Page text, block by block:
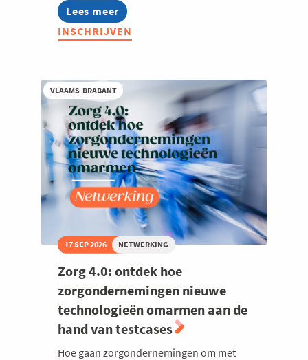
Lees meer
about
Voka
Fietst
heen
INSCHRIJVEN
VLAAMS-BRABANT
17 SEP 2026 NETWERKING
Zorg 4.0: ontdek hoe
zorgondernemingen nieuwe
technologieën omarmen aan de
hand van testcases
Hoe gaan zorgondernemingen om met